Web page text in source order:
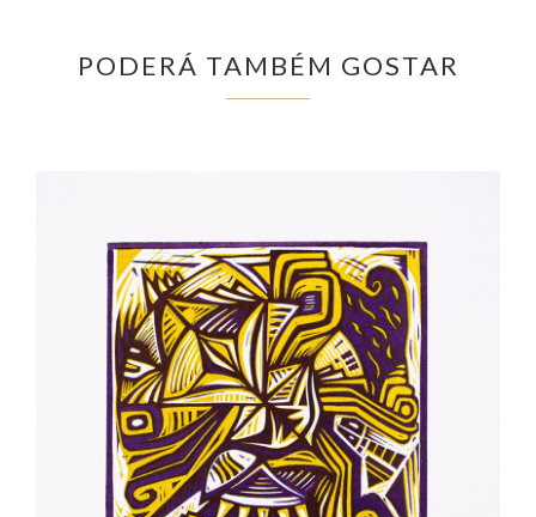
PODERÁ TAMBÉM GOSTAR